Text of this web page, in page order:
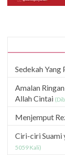
Sedekah Yang
Amalan
Allah Cintai
Menjemput
Ciri-ciri Suami
5059 Kali)